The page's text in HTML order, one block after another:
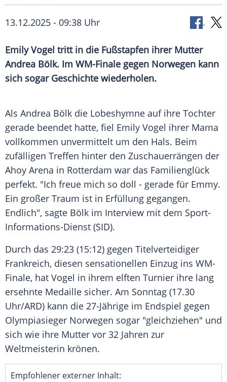
13.12.2025 - 09:38 Uhr
Emily Vogel tritt in die Fußstapfen ihrer Mutter
Andrea Bölk. Im WM-Finale gegen Norwegen kann
sich sogar Geschichte wiederholen.
Als Andrea Bölk die Lobeshymne auf ihre Tochter
gerade beendet hatte, fiel Emily Vogel ihrer Mama
vollkommen unvermittelt um den Hals. Beim
zufälligen Treffen hinter den Zuschauerrängen der
Ahoy Arena in Rotterdam war das Familienglück
perfekt. "Ich freue mich so doll - gerade für Emmy.
Ein großer Traum ist in Erfüllung gegangen.
Endlich", sagte Bölk im Interview mit dem Sport-
Informations-Dienst (SID).
Durch das 29:23 (15:12) gegen Titelverteidiger
Frankreich, diesen sensationellen Einzug ins WM-
Finale, hat Vogel in ihrem elften Turnier ihre lang
ersehnte Medaille sicher. Am Sonntag (17.30
Uhr/ARD) kann die 27-Jährige im Endspiel gegen
Olympiasieger Norwegen sogar "gleichziehen" und
sich wie ihre Mutter vor 32 Jahren zur
Weltmeisterin krönen.
Empfohlener externer Inhalt: